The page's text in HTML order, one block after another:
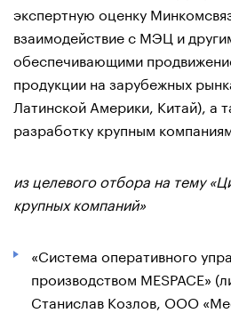
экспертную оценку
взаимодействие с МЭЦ и
обеспечивающими
продукции на зарубежных
Латинской Америки, Китай), а
разработку крупным
из целевого отбора на тему
крупных компаний»
«Система оперативного
производством MESPACE»
Станислав Козлов, ООО